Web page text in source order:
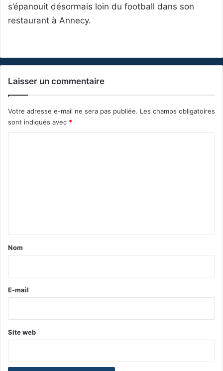
s’épanouit désormais loin du football dans son
restaurant à Annecy.
Laisser un commentaire
Votre adresse e-mail ne sera pas publiée. Les champs obligatoires
sont indiqués avec *
a
e
Nom
E-mail
Site web